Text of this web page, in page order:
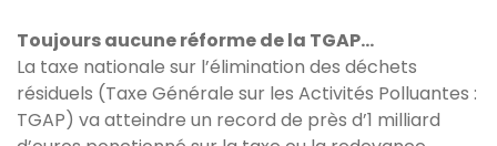
Toujours aucune réforme de la TGAP...
La taxe nationale sur l’élimination des déchets
résiduels (Taxe Générale sur les Activités Polluantes :
TGAP) va atteindre un record de près d’1 milliard